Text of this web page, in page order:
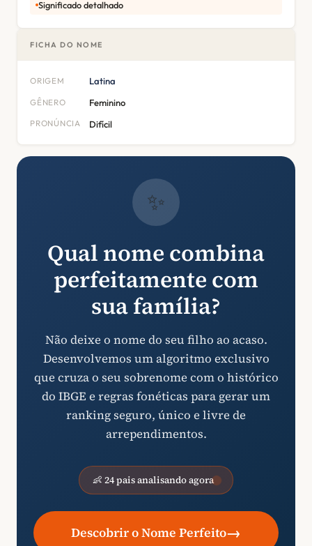
Significado detalhado
FICHA DO NOME
ORIGEM Latina
GÊNERO Feminino
PRONÚNCIA Difícil
✨
Qual nome combina
perfeitamente com
sua família?
Não deixe o nome do seu filho ao acaso.
Desenvolvemos um algoritmo exclusivo
que cruza o seu sobrenome com o histórico
do IBGE e regras fonéticas para gerar um
ranking seguro, único e livre de
arrependimentos.
👶 24 pais analisando agora
Descobrir o Nome Perfeito→